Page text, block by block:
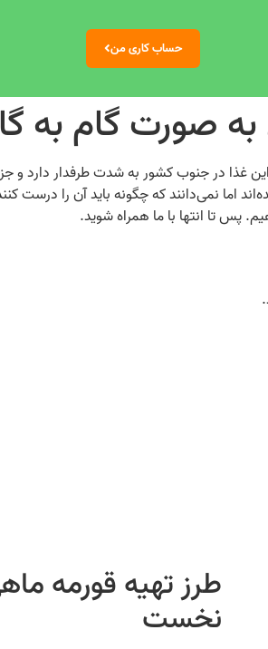
حساب کاری من
صورت گام به
غذا در جنوب کشور به شدت طرفدار دارد و
اما نمی‌‌دانند که چگونه باید آن را درست
پس تا انتها با ما همراه شوید.
طرز تهیه قورمه
نخست